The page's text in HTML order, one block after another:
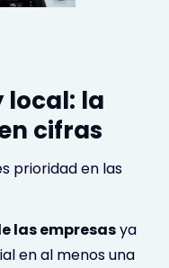
local: la
cifras
prioridad en las
las empresasya
en al menos una